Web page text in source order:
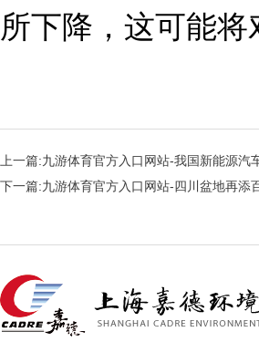
所下降，这可能
上一篇:九游体育官方入口网站-我国新能源汽
下一篇:九游体育官方入口网站-四川盆地再添